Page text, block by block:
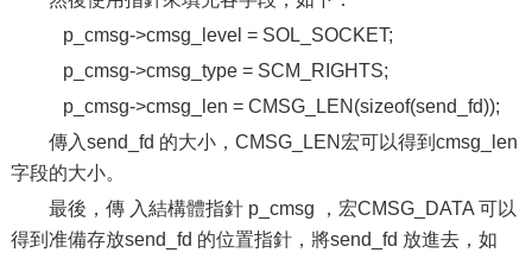
p_cmsg->cmsg_level = SOL_SOCKET;
p_cmsg->cmsg_type = SCM_RIGHTS;
p_cmsg->cmsg_len = CMSG_LEN(sizeof(send_fd));
傳入send_fd 的大小，CMSG_LEN宏可以得到cmsg_len
字段的大小。
最後，傳 入結構體指針 p_cmsg ，宏CMSG_DATA 可以
得到准備存放send_fd 的位置指針，將send_fd 放進去，如